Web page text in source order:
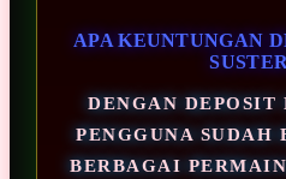
APA KEUNTUNGAN
DENGAN
PENGGUNA
BERBAGAI